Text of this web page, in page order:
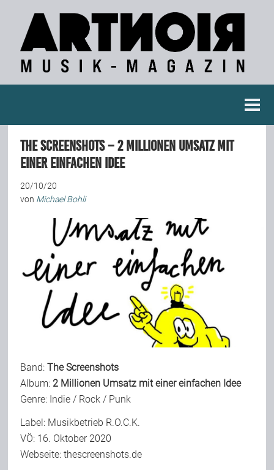
Konzertberichte
Fotoreportagen
Interviews
Weitere Berichte
Bild-Archiv
Rezensionen
Musik
Alles andere
The Screenshots – 2 Millionen Umsatz mit
einer einfachen Idee
20/10/20
von Michael Bohli
Band:The Screenshots
Album: 2 Millionen Umsatz mit einer einfachen Idee
Genre: Indie / Rock / Punk
Label: Musikbetrieb R.O.C.K.
VÖ: 16. Oktober 2020
Webseite:thescreenshots.de